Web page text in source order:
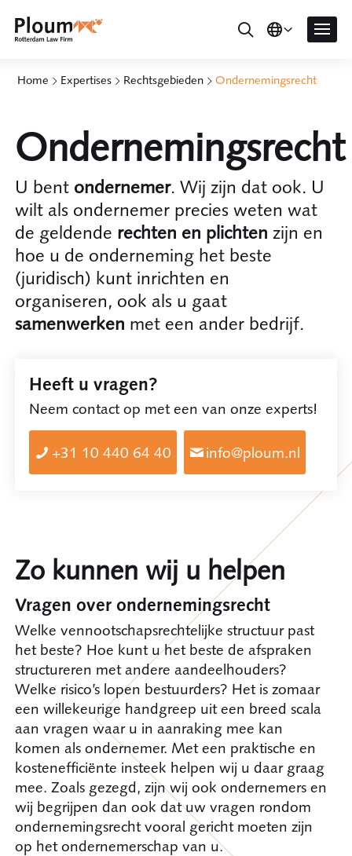
Home Expertises Rechtsgebieden Ondernemingsrecht
Ondernemingsrecht
U bent ondernemer. Wij zijn dat ook. U
wilt als ondernemer precies weten wat
de geldende rechten en plichten zijn en
hoe u de onderneming het beste
(juridisch) kunt inrichten en
organiseren, ook als u gaat
samenwerken met een ander bedrijf.
Heeft u vragen?
Neem contact op met een van onze experts!
+31 10 440 64 40 info@ploum.nl
Zo kunnen wij u helpen
Vragen over ondernemingsrecht
Welke vennootschapsrechtelijke structuur past
het beste? Hoe kunt u het beste de afspraken
structureren met andere aandeelhouders?
Welke risico’s lopen bestuurders? Het is zomaar
een willekeurige handgreep uit een breed scala
aan vragen waar u in aanraking mee kan
komen als ondernemer. Met een praktische en
kostenefficiënte insteek helpen wij u daar graag
mee. Zoals gezegd, zijn wij ook ondernemers en
wij begrijpen dan ook dat uw vragen rondom
ondernemingsrecht vooral gericht moeten zijn
op het ondernemerschap van u.